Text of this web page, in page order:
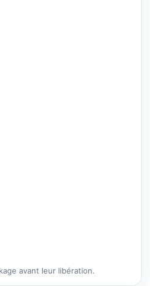
avant leur libération.